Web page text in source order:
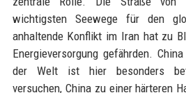
wichtigsten Seewege für den
anhaltende Konflikt im Iran hat zu
Energieversorgung gefährden.
der Welt ist hier besonders
versuchen, China zu einer härteren